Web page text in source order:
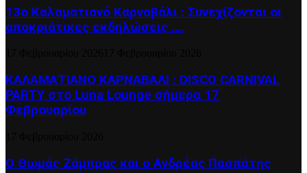
13ο Καλαματιανό Καρναβάλι : Συνεχίζονται οι
αποκριάτικες εκδηλώσεις ….
ΚΑΛΑΜΑΤΙΑΝΟ ΚΑΡΝΑΒΑΛΙ : DISCO CARNIVAL
PARTY στο Luna Lounge σήμερα 17
Φεβρουαρίου
Ο Θωμάς Ζάμπρας και ο Ανδρέας Πασπάτης